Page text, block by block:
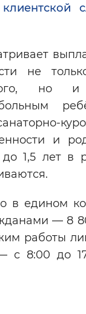
клиентской
не
но
и
1,5 лет в
в едином
— 8
работы
с 8:00 до